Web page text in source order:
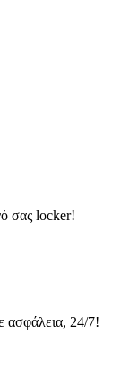
σας locker!
ασφάλεια, 24/7!